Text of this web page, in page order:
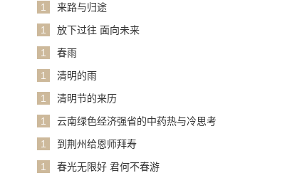
1
来路与归途
1
放下过往 面向未来
1
春雨
1
清明的雨
1
清明节的来历
1
云南绿色经济强省的中药热与冷思考
1
到荆州给恩师拜寿
1
春光无限好 君何不春游